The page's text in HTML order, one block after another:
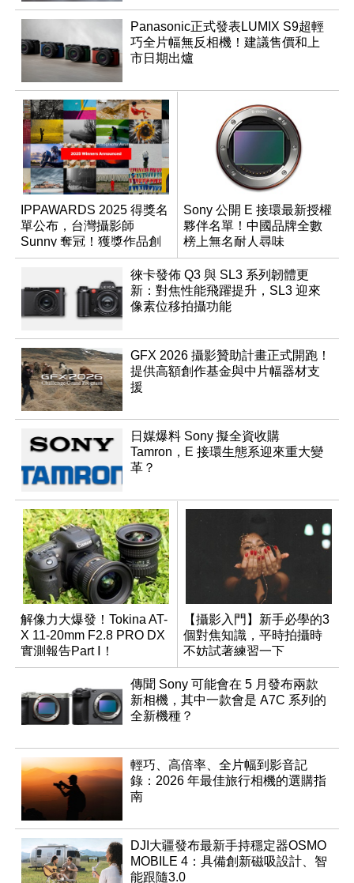
Panasonic正式發表LUMIX S9超輕
巧全片幅無反相機！建議售價和上
市日期出爐
IPPAWARDS 2025 得獎名
單公布，台灣攝影師
Sunny 奪冠！獲獎作品創
作心法大公開
Sony 公開 E 接環最新授權
夥伴名單！中國品牌全數
榜上無名耐人尋味
徠卡發佈 Q3 與 SL3 系列韌體更
新：對焦性能飛躍提升，SL3 迎來
像素位移拍攝功能
GFX 2026 攝影贊助計畫正式開跑！
提供高額創作基金與中片幅器材支
援
日媒爆料 Sony 擬全資收購
Tamron，E 接環生態系迎來重大變
革？
解像力大爆發！Tokina AT-
X 11-20mm F2.8 PRO DX
實測報告Part Ⅰ！
【攝影入門】新手必學的3
個對焦知識，平時拍攝時
不妨試著練習一下
傳聞 Sony 可能會在 5 月發布兩款
新相機，其中一款會是 A7C 系列的
全新機種？
輕巧、高倍率、全片幅到影音記
錄：2026 年最佳旅行相機的選購指
南
DJI大疆發布最新手持穩定器OSMO
MOBILE 4：具備創新磁吸設計、智
能跟隨3.0